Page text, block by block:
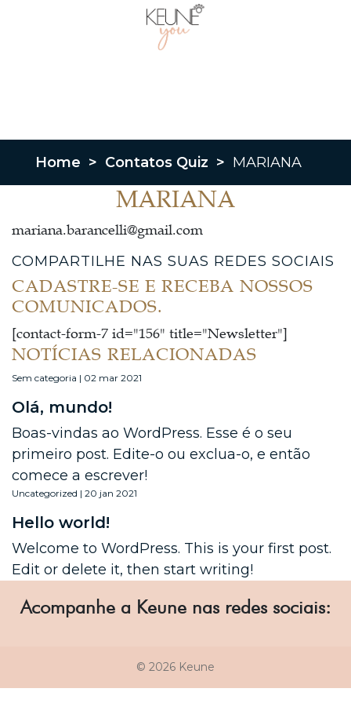
Home > Contatos Quiz > MARIANA
MARIANA
mariana.barancelli@gmail.com
COMPARTILHE NAS SUAS REDES SOCIAIS
CADASTRE-SE E RECEBA NOSSOS
COMUNICADOS.
[contact-form-7 id="156" title="Newsletter"]
NOTÍCIAS RELACIONADAS
Sem categoria | 02 mar 2021
Olá, mundo!
Boas-vindas ao WordPress. Esse é o seu
primeiro post. Edite-o ou exclua-o, e então
comece a escrever!
Uncategorized | 20 jan 2021
Hello world!
Welcome to WordPress. This is your first post.
Edit or delete it, then start writing!
Acompanhe a Keune nas redes sociais:
© 2026 Keune